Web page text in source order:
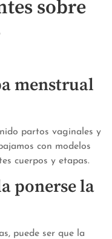
sobre
menstrual
partos vaginales y
con modelos
cuerpos y etapas.
ponerse la
puede ser que la